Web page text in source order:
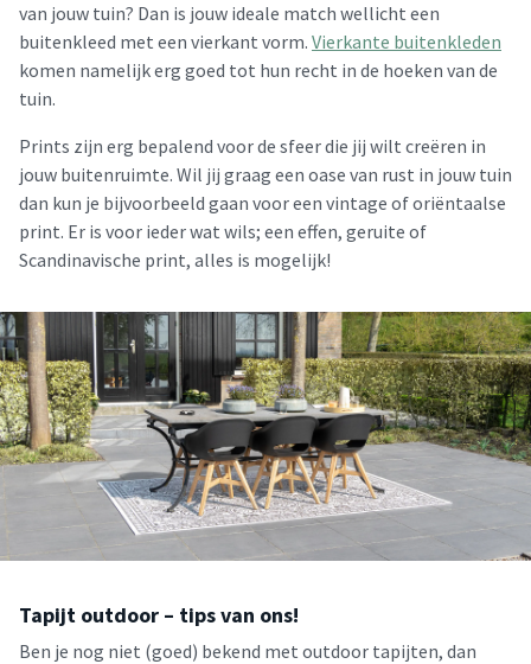
van jouw tuin? Dan is jouw ideale match wellicht een
buitenkleed met een vierkant vorm. Vierkante buitenkleden
komen namelijk erg goed tot hun recht in de hoeken van de
tuin.
Prints zijn erg bepalend voor de sfeer die jij wilt creëren in
jouw buitenruimte. Wil jij graag een oase van rust in jouw tuin
dan kun je bijvoorbeeld gaan voor een vintage of oriëntaalse
print. Er is voor ieder wat wils; een effen, geruite of
Scandinavische print, alles is mogelijk!
Tapijt outdoor – tips van ons!
Ben je nog niet (goed) bekend met outdoor tapijten, dan